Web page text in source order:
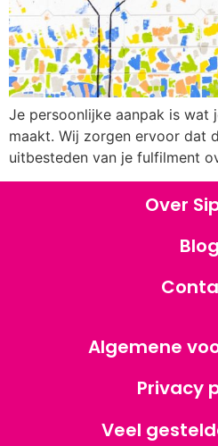
Je persoonlijke aanpak is wat
maakt. Wij zorgen ervoor dat
uitbesteden van je fulfilment
Over
Blog
Algemene
Privacy
Veel